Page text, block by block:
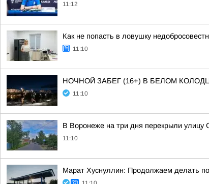
11:12
Как не попасть в ловушку
11:10
НОЧНОЙ ЗАБЕГ (16+) В БЕЛОМ
11:10
В Воронеже на три дня перекрыли улицу
11:10
Марат Хуснуллин: Продолжаем делать